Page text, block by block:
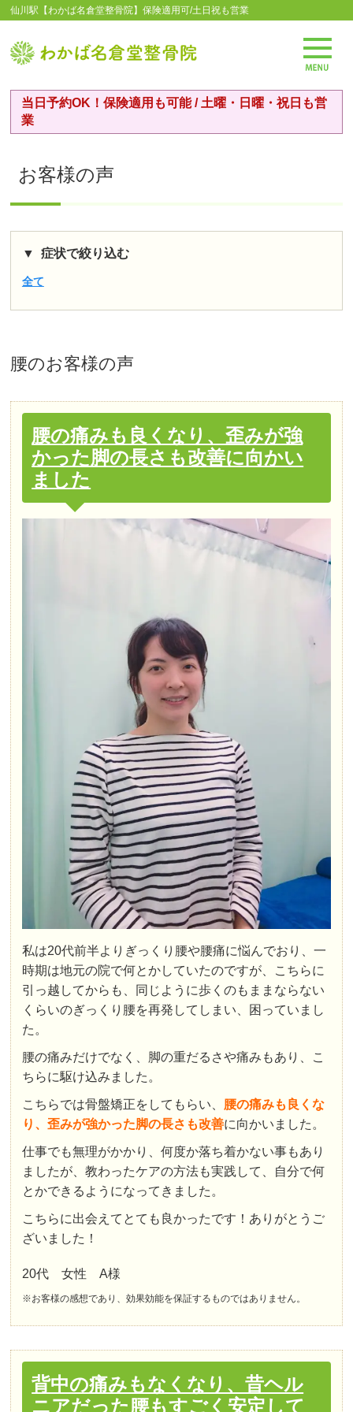
仙川駅【わかば名倉堂整骨院】保険適用可/土日祝も営業
当日予約OK！保険適用も可能 / 土曜・日曜・祝日も営
業
お客様の声
症状で絞り込む
全て
腰のお客様の声
腰の痛みも良くなり、歪みが強
かった脚の長さも改善に向かい
ました
私は20代前半よりぎっくり腰や腰痛に悩んでおり、一
時期は地元の院で何とかしていたのですが、こちらに
引っ越してからも、同じように歩くのもままならない
くらいのぎっくり腰を再発してしまい、困っていまし
た。
腰の痛みだけでなく、脚の重だるさや痛みもあり、こ
ちらに駆け込みました。
こちらでは骨盤矯正をしてもらい、 腰の痛みも良くな
り、歪みが強かった脚の長さも改善に向かいました。
仕事でも無理がかかり、何度か落ち着かない事もあり
ましたが、教わったケアの方法も実践して、自分で何
とかできるようになってきました。
こちらに出会えてとても良かったです！ありがとうご
ざいました！
20代 女性 A様
※お客様の感想であり、効果効能を保証するものではありません。
背中の痛みもなくなり、昔ヘル
ニアだった腰もすごく安定して